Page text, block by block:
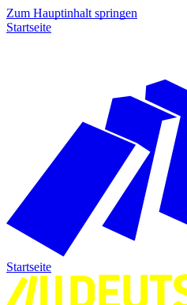
Zum Hauptinhalt springen
Startseite
Startseite